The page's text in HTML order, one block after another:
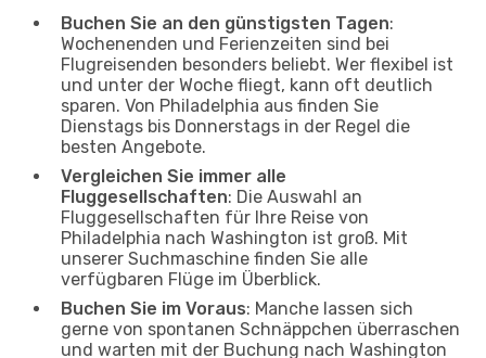
Buchen Sie an den günstigsten Tagen:
Wochenenden und Ferienzeiten sind bei
Flugreisenden besonders beliebt. Wer flexibel ist
und unter der Woche fliegt, kann oft deutlich
sparen. Von Philadelphia aus finden Sie
Dienstags bis Donnerstags in der Regel die
besten Angebote.
Vergleichen Sie immer alle
Fluggesellschaften: Die Auswahl an
Fluggesellschaften für Ihre Reise von
Philadelphia nach Washington ist groß. Mit
unserer Suchmaschine finden Sie alle
verfügbaren Flüge im Überblick.
Buchen Sie im Voraus: Manche lassen sich
gerne von spontanen Schnäppchen überraschen
und warten mit der Buchung nach Washington